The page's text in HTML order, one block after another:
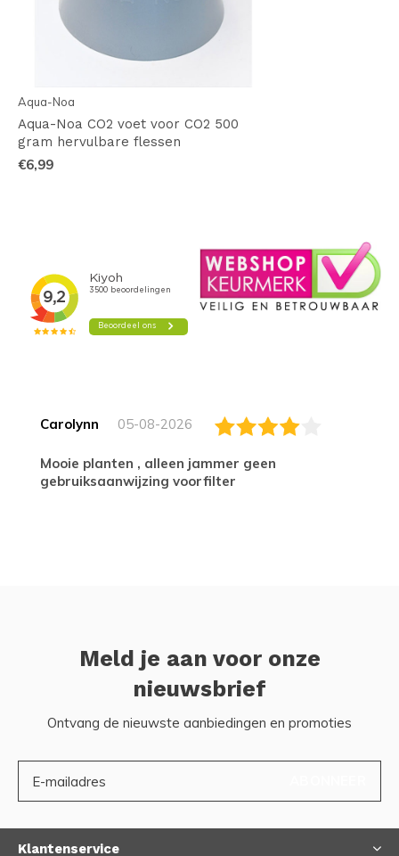
Aqua-Noa
Aqua-Noa CO2 voet voor CO2 500
gram hervulbare flessen
€6,99
Carolynn 05-08-2026
Mooie planten , alleen jammer geen
gebruiksaanwijzing voorfilter
Meld je aan voor onze
nieuwsbrief
Ontvang de nieuwste aanbiedingen en promoties
Klantenservice